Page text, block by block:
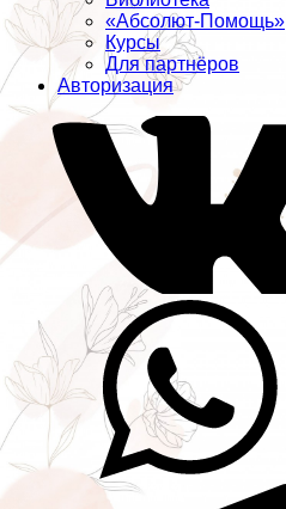
«Абсолют-Помощь»
Курсы
Для партнёров
Авторизация